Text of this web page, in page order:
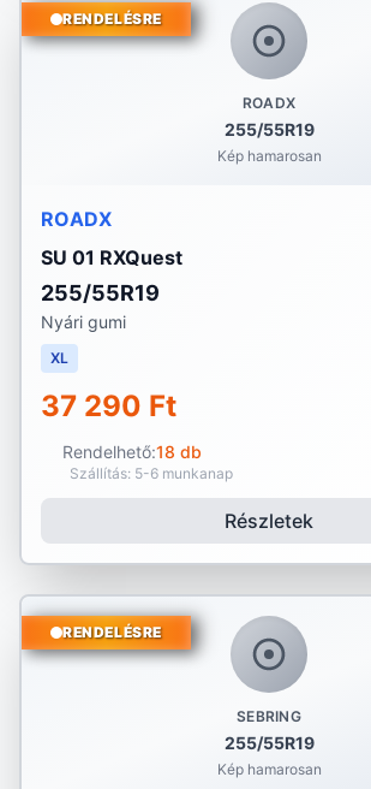
ROADX
255/55R19
Kép hamarosan
RENDELÉSRE
ROADX
SU 01 RXQuest
255/55R19
Nyári gumi
XL
37 290 Ft
Rendelhető:18 db
Szállítás: 5-6 munkanap
Részletek
SEBRING
255/55R19
Kép hamarosan
RENDELÉSRE